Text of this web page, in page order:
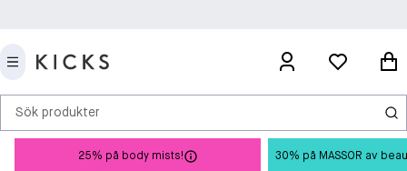
Sök produkter
25% på body mists! 30% på MASSOR av